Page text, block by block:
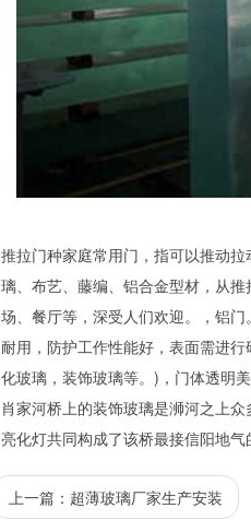
推拉门种家庭常用门，指可以推动
璃、布艺、藤编、铝合金型材，从
场、餐厅等，深受人们欢迎。，铝
耐用，防护工作性能好，表面需进
化玻璃，装饰玻璃等。)，门体透明美
肖家河桥上的装饰玻璃是浉河之上
亮化灯共同构成了该桥最接信阳地气
上一篇： 超薄玻璃厂家生产安装